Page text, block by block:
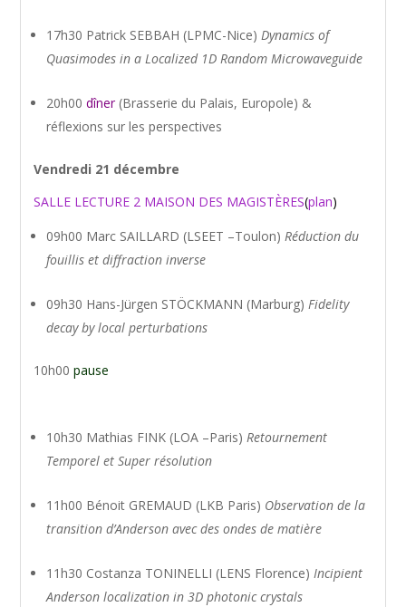
17h30 Patrick SEBBAH (LPMC-Nice) Dynamics of
Quasimodes in a Localized 1D Random Microwaveguide
20h00dîner(Brasserie du Palais, Europole) &
réflexions sur les perspectives
Vendredi 21 décembre
SALLE LECTURE 2 MAISON DES MAGISTÈRES(plan)
09h00 Marc SAILLARD (LSEET –Toulon) Réduction du
fouillis et diffraction inverse
09h30 Hans-Jürgen STÖCKMANN (Marburg)Fidelity
decay by local perturbations
10h00pause
10h30 Mathias FINK (LOA –Paris)Retournement
Temporel et Super résolution
11h00 Bénoit GREMAUD (LKB Paris) Observation de la
transition d’Anderson avec des ondes de matière
11h30 Costanza TONINELLI (LENS Florence)Incipient
Anderson localization in 3D photonic crystals